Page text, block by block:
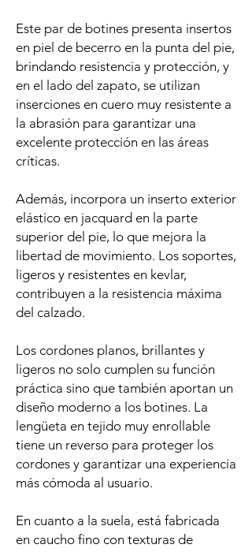
Este par de botines presenta insertos
en piel de becerro en la punta del pie,
brindando resistencia y protección, y
en el lado del zapato, se utilizan
inserciones en cuero muy resistente a
la abrasión para garantizar una
excelente protección en las áreas
críticas.
Además, incorpora un inserto exterior
elástico en jacquard en la parte
superior del pie, lo que mejora la
libertad de movimiento. Los soportes,
ligeros y resistentes en kevlar,
contribuyen a la resistencia máxima
del calzado.
Los cordones planos, brillantes y
ligeros no solo cumplen su función
práctica sino que también aportan un
diseño moderno a los botines. La
lengüeta en tejido muy enrollable
tiene un reverso para proteger los
cordones y garantizar una experiencia
más cómoda al usuario.
En cuanto a la suela, está fabricada
en caucho fino con texturas de